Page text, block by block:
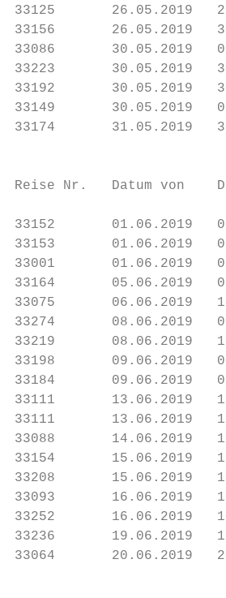
33125       26.05.2019
33156
33086       30.05.2019
33223       30.05.2019
33192       30.05.2019
33149
33174       31.05.2019
Reise Nr.   Datum
33152       01.06.2019
33153       01.06.2019
33001       01.06.2019
33164       05.06.2019
33075       06.06.2019
33274
33219       08.06.2019
33198       09.06.2019
33184       09.06.2019
33111       13.06.2019
33111       13.06.2019
33088       14.06.2019
33154       15.06.2019
33208       15.06.2019
33093       16.06.2019
33252       16.06.2019
33236       19.06.2019
33064       20.06.2019